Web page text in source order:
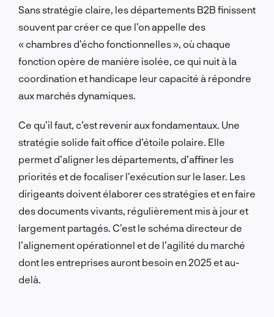
Sans stratégie claire, les départements B2B finissent
souvent par créer ce que l’on appelle des
« chambres d’écho fonctionnelles », où chaque
fonction opère de manière isolée, ce qui nuit à la
coordination et handicape leur capacité à répondre
aux marchés dynamiques.
Ce qu’il faut, c’est revenir aux fondamentaux. Une
stratégie solide fait office d’étoile polaire. Elle
permet d’aligner les départements, d’affiner les
priorités et de focaliser l’exécution sur le laser. Les
dirigeants doivent élaborer ces stratégies et en faire
des documents vivants, régulièrement mis à jour et
largement partagés. C’est le schéma directeur de
l’alignement opérationnel et de l’agilité du marché
dont les entreprises auront besoin en 2025 et au-
delà.